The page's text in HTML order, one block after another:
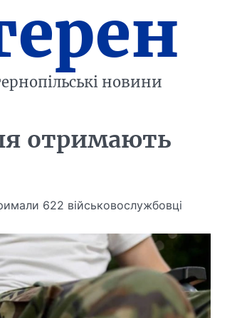
новини
отримають
622 військовослужбовці